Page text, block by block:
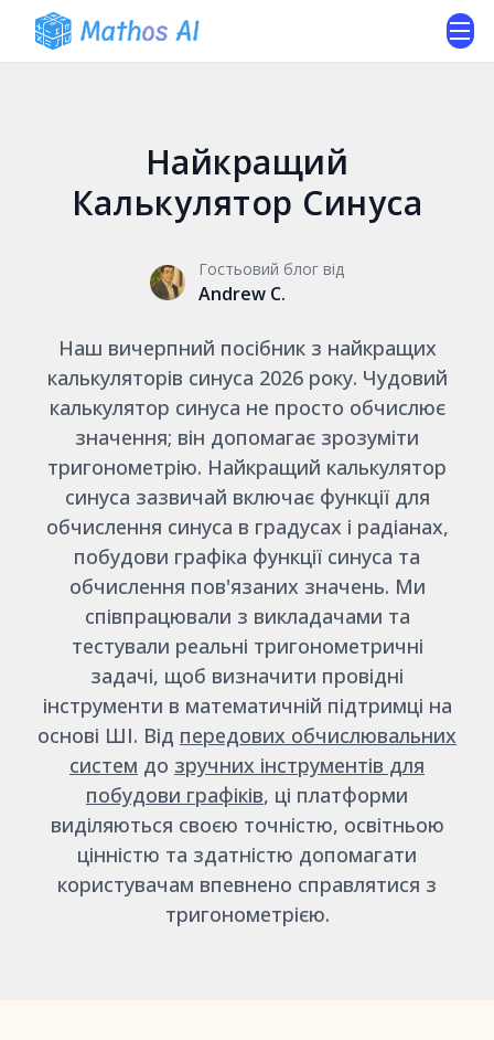
Найкращий
Калькулятор Синуса
Гостьовий блог від
Andrew C.
Наш вичерпний посібник з найкращих
калькуляторів синуса 2026 року. Чудовий
калькулятор синуса не просто обчислює
значення; він допомагає зрозуміти
тригонометрію. Найкращий калькулятор
синуса зазвичай включає функції для
обчислення синуса в градусах і радіанах,
побудови графіка функції синуса та
обчислення пов'язаних значень. Ми
співпрацювали з викладачами та
тестували реальні тригонометричні
задачі, щоб визначити провідні
інструменти в математичній підтримці на
основі ШІ. Від передових обчислювальних
систем до зручних інструментів для
побудови графіків, ці платформи
виділяються своєю точністю, освітньою
цінністю та здатністю допомагати
користувачам впевнено справлятися з
тригонометрією.